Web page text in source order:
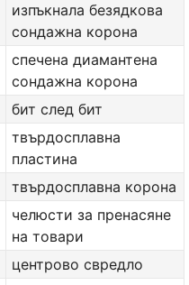
изпъкнала безядкова
сондажна корона
спечена диамантена
сондажна корона
бит след бит
твърдосплавна
пластина
твърдосплавна корона
челюсти за пренасяне
на товари
центрово свредло